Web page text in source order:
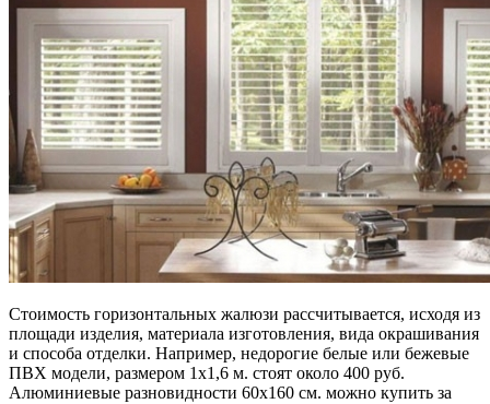
Стоимость горизонтальных жалюзи рассчитывается, исходя из
площади изделия, материала изготовления, вида окрашивания
и способа отделки. Например, недорогие белые или бежевые
ПВХ модели, размером 1х1,6 м. стоят около 400 руб.
Алюминиевые разновидности 60х160 см. можно купить за